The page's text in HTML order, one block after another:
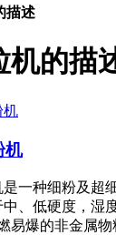
描述
机的描
机
一种细粉及超
、低硬度，湿
易爆的非金属